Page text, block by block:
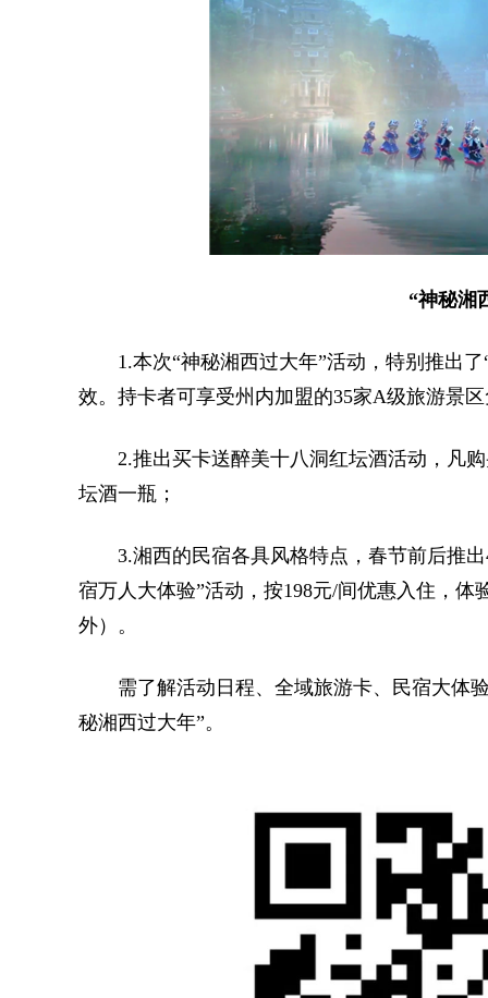
“神秘湘
1.本次“神秘湘西过大年”活动，特别推出
效。持卡者可享受州内加盟的35家A级旅游景
2.推出买卡送醉美十八洞红坛酒活动，凡
坛酒一瓶；
3.湘西的民宿各具风格特点，春节前后推
宿万人大体验”活动，按198元/间优惠入住，体
外）。
需了解活动日程、全域旅游卡、民宿大体
秘湘西过大年”。